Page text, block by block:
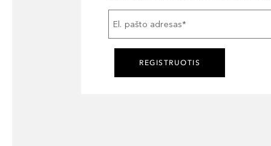
El. pašto adresas*
REGISTRUOTIS